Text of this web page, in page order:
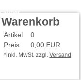
Warenkorb
Artikel
0
Preis
0,00 EUR
*inkl. MwSt. zzgl. Versand